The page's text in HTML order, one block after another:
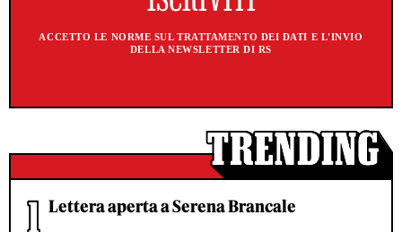
ACCETTO LE NORME SUL TRATTAMENTO DEI DATI E L'INVIO
DELLA NEWSLETTER DI RS
Lettera aperta a Serena Brancale